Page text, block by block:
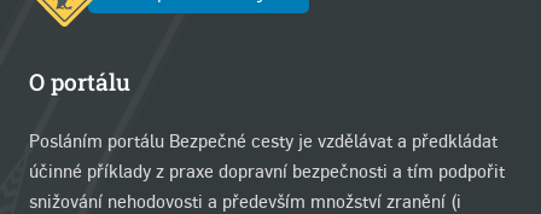
O portálu
Posláním portálu Bezpečné cesty je vzdělávat a předkládat
účinné příklady z praxe dopravní bezpečnosti a tím podpořit
snižování nehodovosti a především množství zranění (i